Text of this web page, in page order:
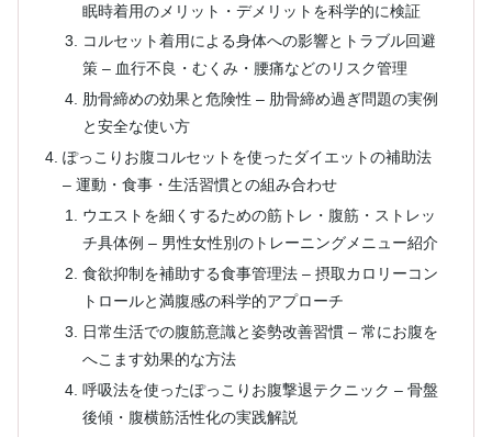
眠時着用のメリット・デメリットを科学的に検証
コルセット着用による身体への影響とトラブル回避
策 – 血行不良・むくみ・腰痛などのリスク管理
肋骨締めの効果と危険性 – 肋骨締め過ぎ問題の実例
と安全な使い方
ぽっこりお腹コルセットを使ったダイエットの補助法
– 運動・食事・生活習慣との組み合わせ
ウエストを細くするための筋トレ・腹筋・ストレッ
チ具体例 – 男性女性別のトレーニングメニュー紹介
食欲抑制を補助する食事管理法 – 摂取カロリーコン
トロールと満腹感の科学的アプローチ
日常生活での腹筋意識と姿勢改善習慣 – 常にお腹を
へこます効果的な方法
呼吸法を使ったぽっこりお腹撃退テクニック – 骨盤
後傾・腹横筋活性化の実践解説